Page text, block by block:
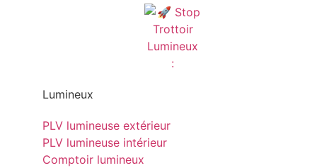
Lumineux
PLV lumineuse extérieur
PLV lumineuse intérieur
Comptoir lumineux